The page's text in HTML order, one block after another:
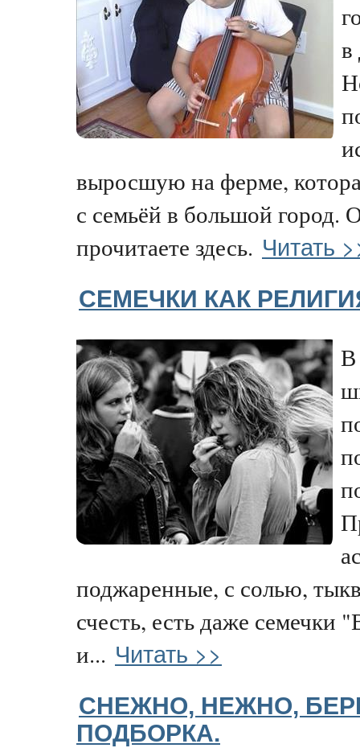
в
выросшую на ферме,
с семьёй в большой город.
прочитаете здесь. Читать
СЕМЕЧКИ КАК
В
поджаренные, с солью,
счесть, есть даже семечки
и... Читать >>
СНЕЖНО, НЕЖНО,
ПОДБОРКА.